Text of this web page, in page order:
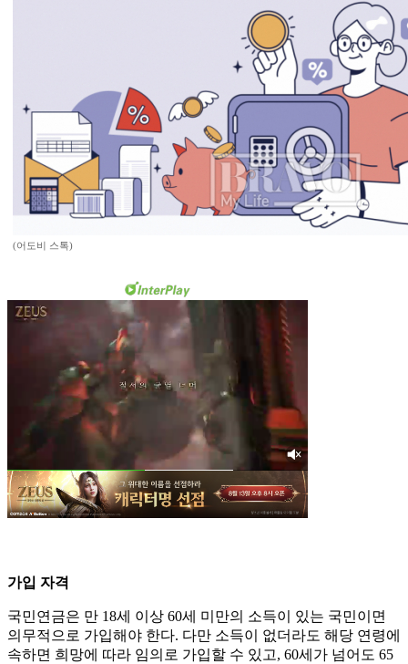
(어도비 스톡)
가입 자격
국민연금은 만 18세 이상 60세 미만의 소득이 있는 국민이면
의무적으로 가입해야 한다. 다만 소득이 없더라도 해당 연령에
속하면 희망에 따라 임의로 가입할 수 있고, 60세가 넘어도 65